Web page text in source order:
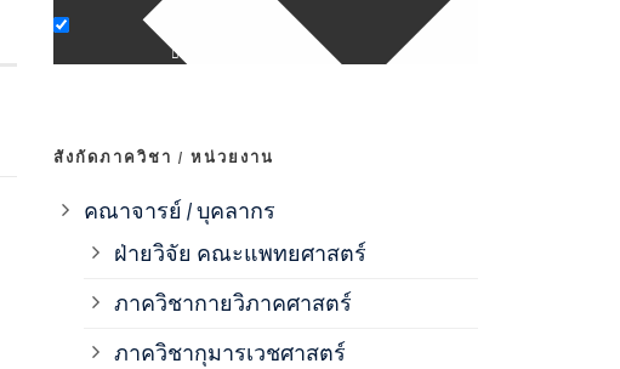
สังกัดภาควิชา / หน่วยงาน
คณาจารย์ / บุคลากร
ฝ่ายวิจัย คณะแพทยศาสตร์
ภาควิชากายวิภาคศาสตร์
ภาควิชากุมารเวชศาสตร์